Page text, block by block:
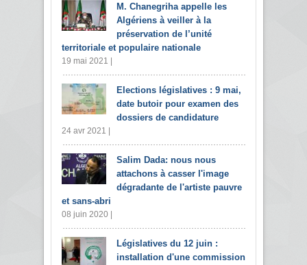
M. Chanegriha appelle les
Algériens à veiller à la
préservation de l’unité
territoriale et populaire nationale
19 mai 2021 |
Elections législatives : 9 mai,
date butoir pour examen des
dossiers de candidature
24 avr 2021 |
Salim Dada: nous nous
attachons à casser l'image
dégradante de l'artiste pauvre
et sans-abri
08 juin 2020 |
Législatives du 12 juin :
installation d'une commission